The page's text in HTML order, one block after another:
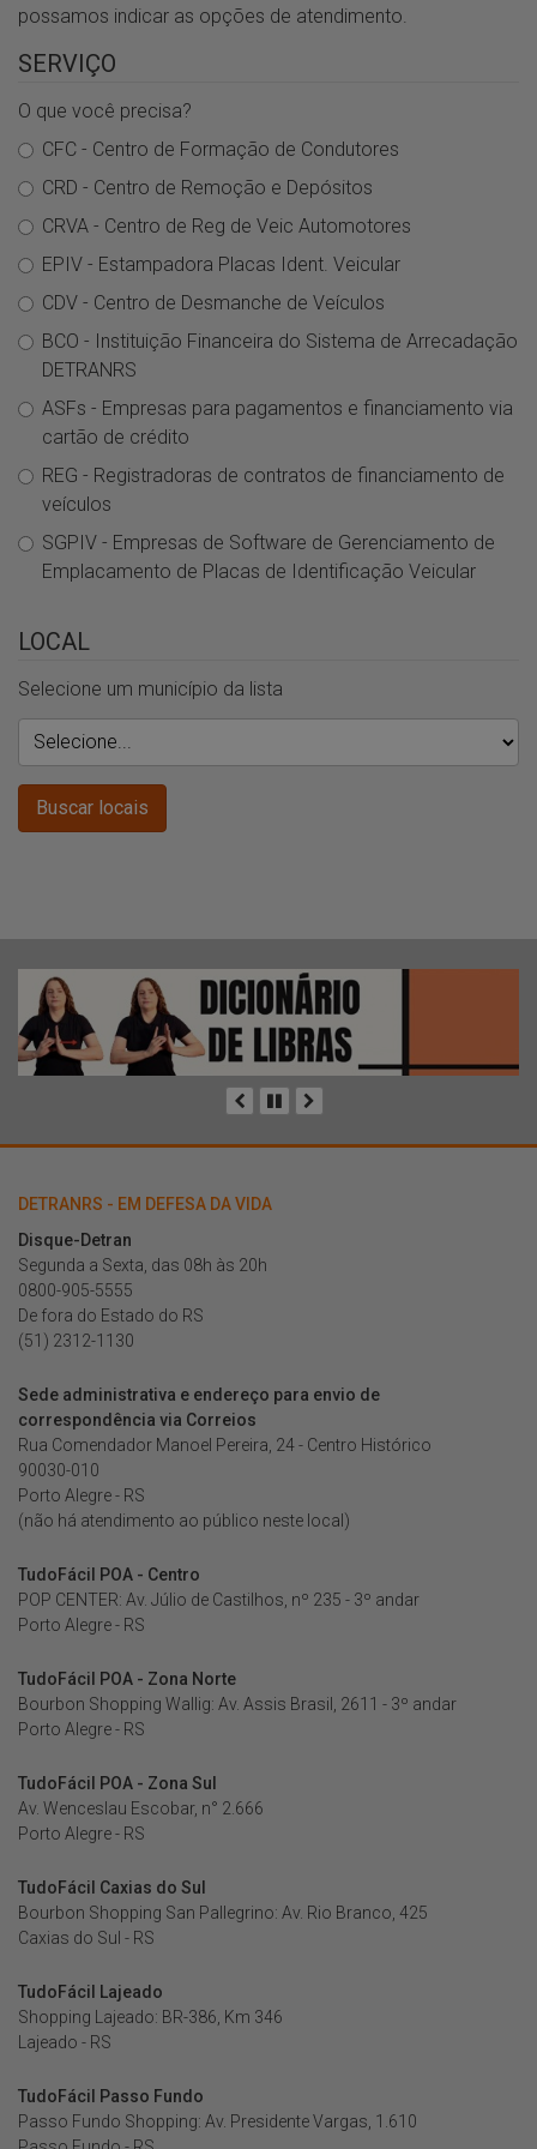
possamos indicar as opções de atendimento.
SERVIÇO
O que você precisa?
CFC - Centro de Formação de Condutores
CRD - Centro de Remoção e Depósitos
CRVA - Centro de Reg de Veic Automotores
EPIV - Estampadora Placas Ident. Veicular
CDV - Centro de Desmanche de Veículos
BCO - Instituição Financeira do Sistema de Arrecadação
DETRANRS
ASFs - Empresas para pagamentos e financiamento via
cartão de crédito
REG - Registradoras de contratos de financiamento de
veículos
SGPIV - Empresas de Software de Gerenciamento de
Emplacamento de Placas de Identificação Veicular
LOCAL
Selecione um município da lista
Buscar
Buscar locais
AnteriorPausar
DETRANRS - EM DEFESA DA VIDA
Disque-Detran
Segunda a Sexta, das 08h às 20h
0800-905-5555
De fora do Estado do RS
(51) 2312-1130
Sede administrativa e endereço para envio de
correspondência via Correios
Rua Comendador Manoel Pereira, 24 - Centro Histórico
90030-010
Porto Alegre - RS
(não há atendimento ao público neste local)
TudoFácil POA - Centro
POP CENTER: Av. Júlio de Castilhos, nº 235 - 3º andar
Porto Alegre - RS
TudoFácil POA - Zona Norte
Bourbon Shopping Wallig: Av. Assis Brasil, 2611 - 3º andar
Porto Alegre - RS
TudoFácil POA - Zona Sul
Av. Wenceslau Escobar, n° 2.666
Porto Alegre - RS
TudoFácil Caxias do Sul
Bourbon Shopping San Pallegrino: Av. Rio Branco, 425
Caxias do Sul - RS
TudoFácil Lajeado
Shopping Lajeado: BR-386, Km 346
Lajeado - RS
TudoFácil Passo Fundo
Passo Fundo Shopping: Av. Presidente Vargas, 1.610